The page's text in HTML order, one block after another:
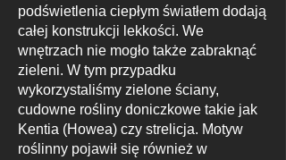
podświetlenia ciepłym światłem dodają
całej konstrukcji lekkości. We
wnętrzach nie mogło także zabraknąć
zieleni. W tym przypadku
wykorzystaliśmy zielone ściany,
cudowne rośliny doniczkowe takie jak
Kentia (Howea) czy strelicja. Motyw
roślinny pojawił się również w